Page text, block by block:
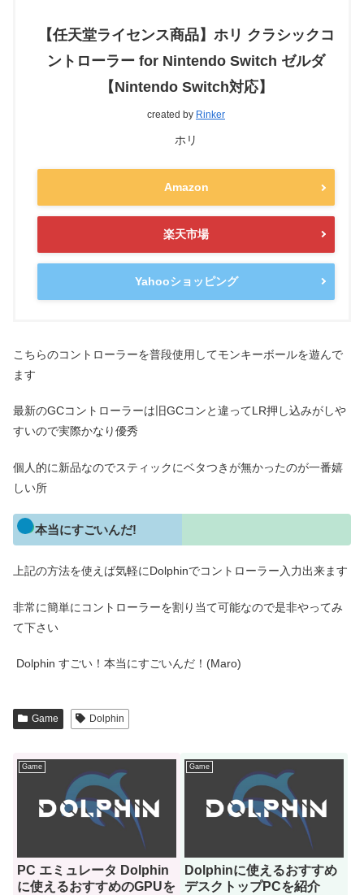
【任天堂ライセンス商品】ホリ クラシックコ
ントローラー for Nintendo Switch ゼルダ
【Nintendo Switch対応】
created by Rinker
ホリ
Amazon
楽天市場
Yahooショッピング
こちらのコントローラーを普段使用してモンキーボールを遊んで
ます
最新のGCコントローラーは旧GCコンと違ってLR押し込みがしや
すいので実際かなり優秀
個人的に新品なのでスティックにベタつきが無かったのが一番嬉
しい所
本当にすごいんだ!
上記の方法を使えば気軽にDolphinでコントローラー入力出来ます
非常に簡単にコントローラーを割り当て可能なので是非やってみ
て下さい
Dolphin すごい！本当にすごいんだ！(Maro)
Game Dolphin
Game
PC エミュレータ Dolphin
に使えるおすすめのGPUを
Game
Dolphinに使えるおすすめ
デスクトップPCを紹介